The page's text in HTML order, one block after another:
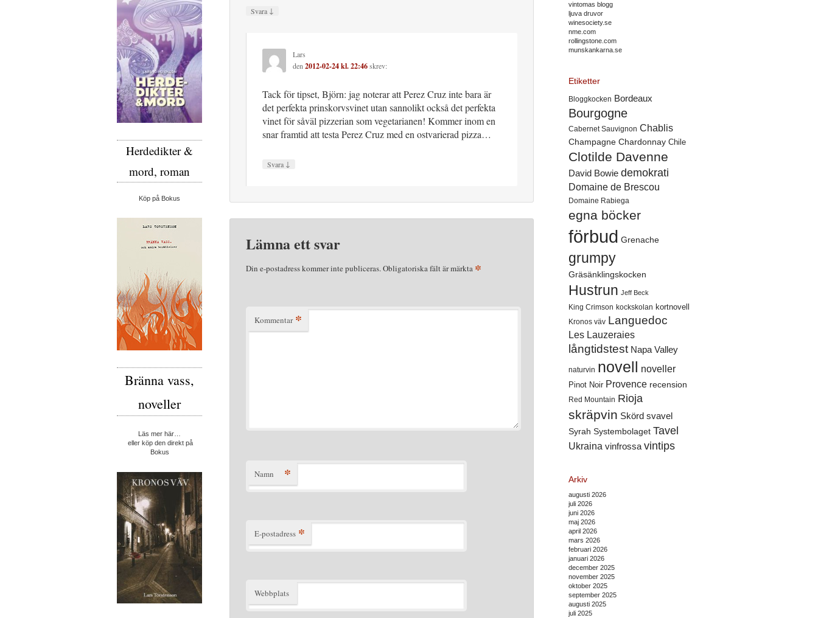
Svara ↓
Lars
den 2012-02-24 kl. 22:46skrev:
Tack för tipset, Björn: jag noterar att Perez Cruz inte bara är
det perfekta prinskorvsvinet utan sannolikt också det perfekta
vinet för såväl pizzerian som vegetarianen! Kommer inom en
snar framtid att testa Perez Cruz med en ostvarierad pizza…
Svara ↓
Lämna ett svar
Din e-postadress kommer inte publiceras.Obligatoriska fält är märkta *
Kommentar *
Namn *
E-postadress *
Webbplats
vintomas blogg
ljuva druvor
winesociety.se
nme.com
rollingstone.com
munskankarna.se
Etiketter
Bloggkocken Bordeaux
Bourgogne
Cabernet Sauvignon Chablis
Champagne Chardonnay Chile
Clotilde Davenne
David Bowie demokrati
Domaine de Brescou
Domaine Rabiega
egna böcker
förbud Grenache
grumpy
Gräsänklingskocken
Hustrun Jeff Beck
King Crimson kockskolan kortnovell
Kronos väv Languedoc
Les Lauzeraies
långtidstest Napa Valley
naturvin novell noveller
Pinot Noir Provence recension
Red Mountain Rioja
skräpvin Skörd svavel
Syrah Systembolaget Tavel
Ukraina vinfrossa vintips
Arkiv
augusti 2026
juli 2026
juni 2026
maj 2026
april 2026
mars 2026
februari 2026
januari 2026
december 2025
november 2025
oktober 2025
september 2025
augusti 2025
juli 2025
Herdedikter &
mord, roman
Köp på Bokus
Bränna vass,
noveller
Läs mer här…
eller köp den direkt på
Bokus